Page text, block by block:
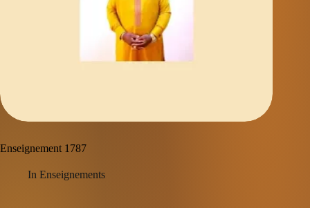
Enseignement 1787
In Enseignements